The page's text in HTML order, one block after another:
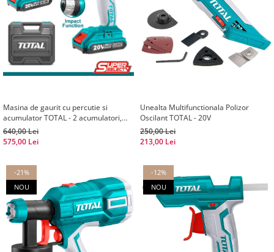
Masina de gaurit cu percutie si
acumulator TOTAL - 2 acumulatori,
2Ah
640,00 Lei
575,00 Lei
Unealta Multifunctionala Polizor
Oscilant TOTAL - 20V
250,00 Lei
213,00 Lei
-21%
NOU
-12%
NOU